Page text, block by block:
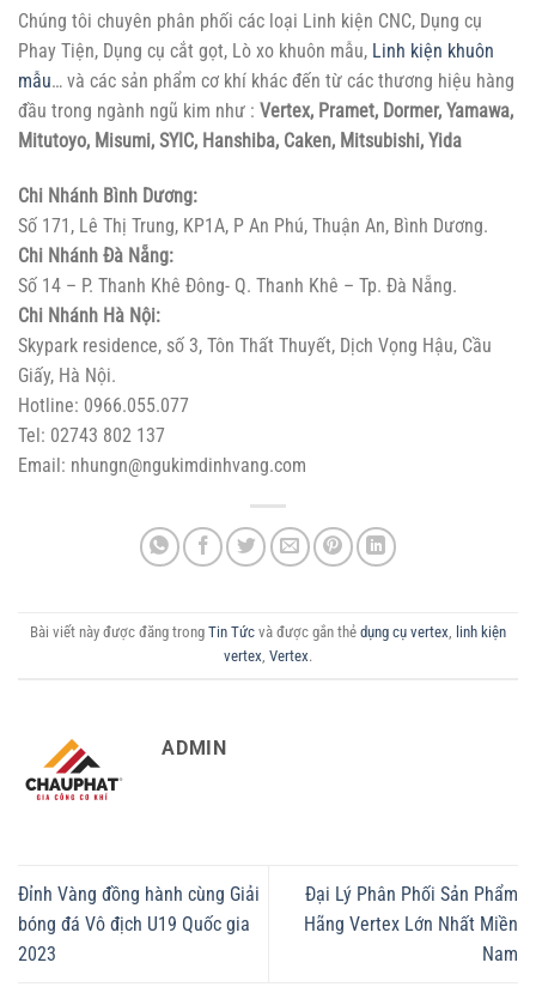
Chúng tôi chuyên phân phối các loại Linh kiện CNC, Dụng cụ
Phay Tiện, Dụng cụ cắt gọt, Lò xo khuôn mẫu, Linh kiện khuôn
mẫu… và các sản phẩm cơ khí khác đến từ các thương hiệu hàng
đầu trong ngành ngũ kim như : Vertex, Pramet, Dormer, Yamawa,
Mitutoyo, Misumi, SYIC, Hanshiba, Caken, Mitsubishi, Yida
Chi Nhánh Bình Dương:
Số 171, Lê Thị Trung, KP1A, P An Phú, Thuận An, Bình Dương.
Chi Nhánh Đà Nẵng:
Số 14 – P. Thanh Khê Đông- Q. Thanh Khê – Tp. Đà Nẵng.
Chi Nhánh Hà Nội:
Skypark residence, số 3, Tôn Thất Thuyết, Dịch Vọng Hậu, Cầu
Giấy, Hà Nội.
Hotline: 0966.055.077
Tel: 02743 802 137
Email: nhungn@ngukimdinhvang.com
Bài viết này được đăng trong Tin Tức và được gắn thẻ dụng cụ vertex
linh kiện
vertex Vertex.
ADMIN
Đỉnh Vàng đồng hành cùng Giải
bóng đá Vô địch U19 Quốc gia
2023
Đại Lý Phân Phối Sản Phẩm
Hãng Vertex Lớn Nhất Miền
Nam